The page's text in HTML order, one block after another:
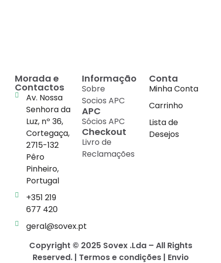
Morada e
Contactos
Av. Nossa
Senhora da
Luz, nº 36,
Cortegaça,
2715-132
Pêro
Pinheiro,
Portugal
+351 219
677 420
geral@sovex.pt
Informação
Sobre
Socios APC
APC
Sócios APC
Checkout
Livro de
Reclamações
Conta
Minha Conta
Carrinho
Lista de
Desejos
Copyright © 2025 Sovex .Lda – All Rights
Reserved. | Termos e condições | Envio